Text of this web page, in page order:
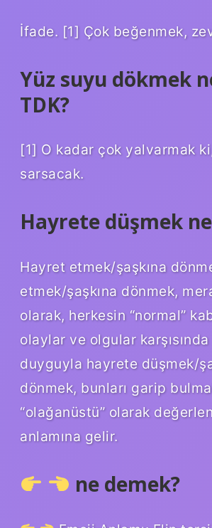
İfade. [1] Çok beğenmek,
Yüz suyu dökmek
TDK?
[1] O kadar çok yalvarmak
sarsacak.
Hayrete düşmek
Hayret etmek/şaşkına
etmek/şaşkına dönmek,
olarak, herkesin “normal”
olaylar ve olgular
duyguyla hayrete düşmek/
dönmek, bunları garip
“olağanüstü” olarak
anlamına gelir.
ne demek?